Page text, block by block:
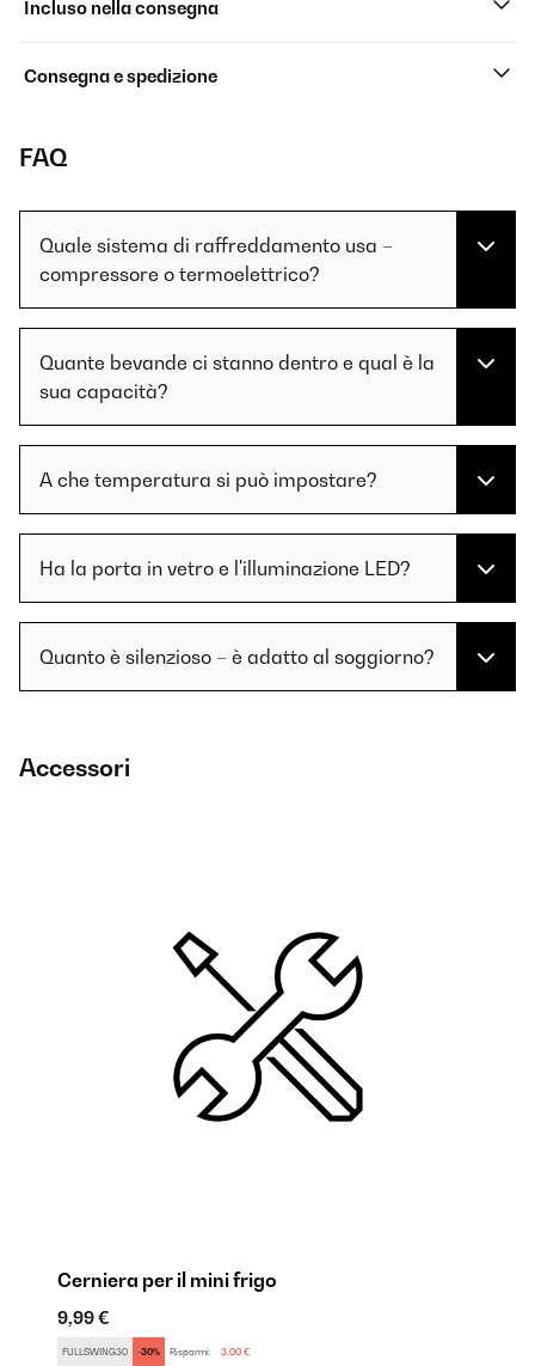
Incluso nella consegna
Consegna e spedizione
FAQ
Quale sistema di raffreddamento usa –
compressore o termoelettrico?
Quante bevande ci stanno dentro e qual è la
sua capacità?
A che temperatura si può impostare?
Ha la porta in vetro e l'illuminazione LED?
Quanto è silenzioso – è adatto al soggiorno?
Accessori
Cerniera per il mini frigo
9,99 €
FULLSWING30 -30% Risparmi: 3,00 €